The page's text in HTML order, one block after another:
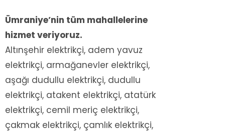
Ümraniye’nin tüm mahallelerine
hizmet veriyoruz.
Altınşehir elektrikçi, adem yavuz
elektrikçi, armağanevler elektrikçi,
aşağı dudullu elektrikçi, dudullu
elektrikçi, atakent elektrikçi, atatürk
elektrikçi, cemil meriç elektrikçi,
çakmak elektrikçi, çamlık elektrikçi,